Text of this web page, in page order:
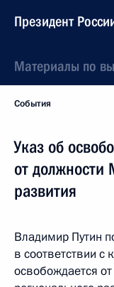
Президент
Материалы по
События
Указ об
от должности
развития
Владимир Путин
в соответствии с
освобождается